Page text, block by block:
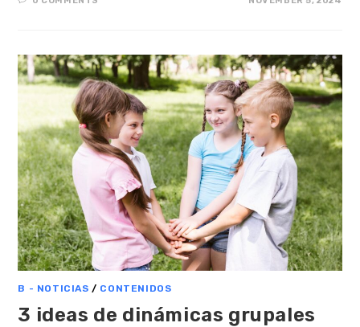
B - NOTICIAS / CONTENIDOS
3 ideas de dinámicas grupales